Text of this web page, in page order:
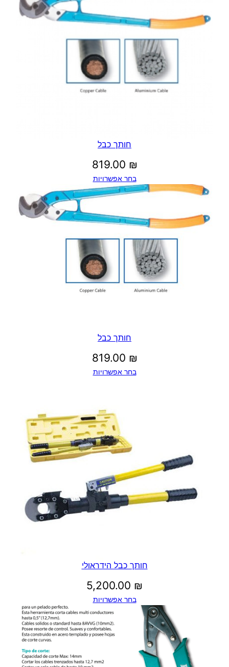
חותך כבל
819.00 ₪
בחר אפשרויות
חותך כבל
819.00 ₪
בחר אפשרויות
חותך כבל הידראולי
5,200.00 ₪
בחר אפשרויות